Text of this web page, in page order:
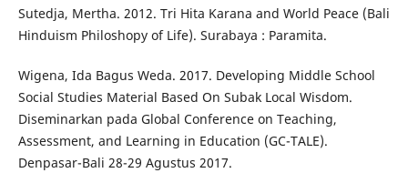
Sutedja, Mertha. 2012. Tri Hita Karana and World Peace (Bali
Hinduism Philoshopy of Life). Surabaya : Paramita.
Wigena, Ida Bagus Weda. 2017. Developing Middle School
Social Studies Material Based On Subak Local Wisdom.
Diseminarkan pada Global Conference on Teaching,
Assessment, and Learning in Education (GC-TALE).
Denpasar-Bali 28-29 Agustus 2017.